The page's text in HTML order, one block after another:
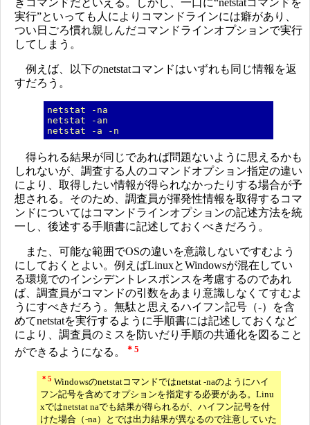
きコマンドだといえる。しかし、一口に“netstatコマンドを
実行”といっても人によりコマンドラインには癖があり、
つい日ごろ慣れ親しんだコマンドラインオプションで実行
してしまう。
例えば、以下のnetstatコマンドはいずれも同じ情報を返
すだろう。
netstat -na
netstat -an
netstat -a -n
得られる結果が同じであれば問題ないように思えるかも
しれないが、調査する人のコマンドオプション指定の違い
により、取得したい情報が得られなかったりする場合が予
想される。そのため、調査員が揮発性情報を取得するコマ
ンドについてはコマンドラインオプションの記述方法を統
一し、後述する手順書に記述しておくべきだろう。
また、可能な範囲でOSの違いを意識しないですむよう
にしておくとよい。例えばLinuxとWindowsが混在してい
る環境でのインシデントレスポンスを考慮するのであれ
ば、調査員がコマンドの引数をあまり意識しなくてすむよ
うにすべきだろう。無駄と思えるハイフン記号（-）を含
めてnetstatを実行するように手順書には記述しておくなど
により、調査員のミスを防いだり手順の共通化を図ること
ができるようになる。
＊5
＊5 Windowsのnetstatコマンドではnetstat -naのようにハイ
フン記号を含めてオプションを指定する必要がある。Linu
xではnetstat naでも結果が得られるが、ハイフン記号を付
けた場合（-na）とでは出力結果が異なるので注意していた